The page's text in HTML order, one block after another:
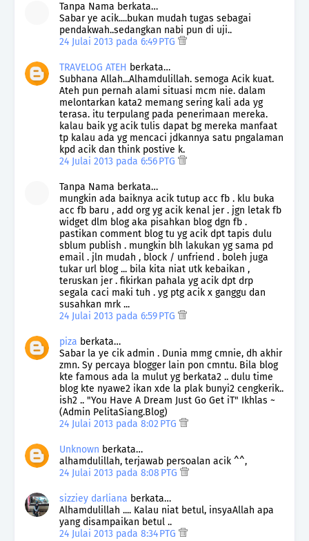
Tanpa Nama berkata…
Sabar ye acik....bukan mudah tugas sebagai
pendakwah..sedangkan nabi pun di uji..
24 Julai 2013 pada 6:49 PTG
TRAVELOG ATEH berkata…
Subhana Allah...Alhamdulillah. semoga Acik kuat.
Ateh pun pernah alami situasi mcm nie. dalam
melontarkan kata2 memang sering kali ada yg
terasa. itu terpulang pada penerimaan mereka.
kalau baik yg acik tulis dapat bg mereka manfaat
tp kalau ada yg mencaci jdkannya satu pngalaman
kpd acik dan think postive k.
24 Julai 2013 pada 6:56 PTG
Tanpa Nama berkata…
mungkin ada baiknya acik tutup acc fb . klu buka
acc fb baru , add org yg acik kenal jer . jgn letak fb
widget dlm blog aka pisahkan blog dgn fb .
pastikan comment blog tu yg acik dpt tapis dulu
sblum publish . mungkin blh lakukan yg sama pd
email . jln mudah , block / unfriend . boleh juga
tukar url blog ... bila kita niat utk kebaikan ,
teruskan jer . fikirkan pahala yg acik dpt drp
segala caci maki tuh . yg ptg acik x ganggu dan
susahkan mrk ...
24 Julai 2013 pada 6:59 PTG
piza berkata…
Sabar la ye cik admin . Dunia mmg cmnie, dh akhir
zmn. Sy percaya blogger lain pon cmntu. Bila blog
kte famous ada la mulut yg berkata2 .. dulu time
blog kte nyawe2 ikan xde la plak bunyi2 cengkerik..
ish2 .. "You Have A Dream Just Go Get iT" Ikhlas ~
(Admin PelitaSiang.Blog)
24 Julai 2013 pada 8:02 PTG
Unknown berkata…
alhamdulillah, terjawab persoalan acik ^^,
24 Julai 2013 pada 8:08 PTG
sizziey darliana berkata…
Alhamdulillah .... Kalau niat betul, insyaAllah apa
yang disampaikan betul ..
24 Julai 2013 pada 8:34 PTG